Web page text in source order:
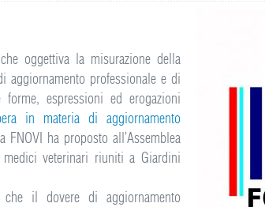
oggettiva la misurazione della
aggiornamento professionale e di
espressioni ed erogazioni
in materia di aggiornamento
ha proposto all’Assemblea
veterinari riuniti a Giardini
il dovere di aggiornamento